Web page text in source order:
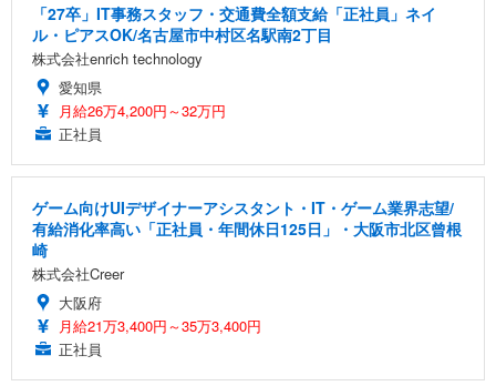
「27卒」IT事務スタッフ・交通費全額支給「正社員」ネイ
ル・ピアスOK/名古屋市中村区名駅南2丁目
株式会社enrich technology
愛知県
月給26万4,200円～32万円
正社員
ゲーム向けUIデザイナーアシスタント・IT・ゲーム業界志望/
有給消化率高い「正社員・年間休日125日」・大阪市北区曾根
崎
株式会社Creer
大阪府
月給21万3,400円～35万3,400円
正社員